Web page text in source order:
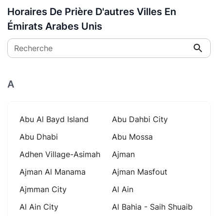
Horaires De Prière D'autres Villes En
Émirats Arabes Unis
Recherche
A
Abu Al Bayd Island
Abu Dahbi City
Abu Dhabi
Abu Mossa
Adhen Village-Asimah
Ajman
Ajman Al Manama
Ajman Masfout
Ajmman City
Al Ain
Al Ain City
Al Bahia - Saih Shuaib